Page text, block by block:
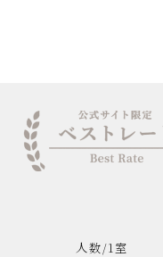
人数/1室